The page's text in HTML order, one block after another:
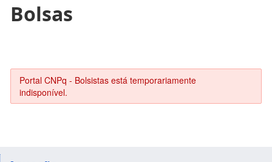
Bolsas
Portal CNPq - Bolsistas está temporariamente
indisponível.